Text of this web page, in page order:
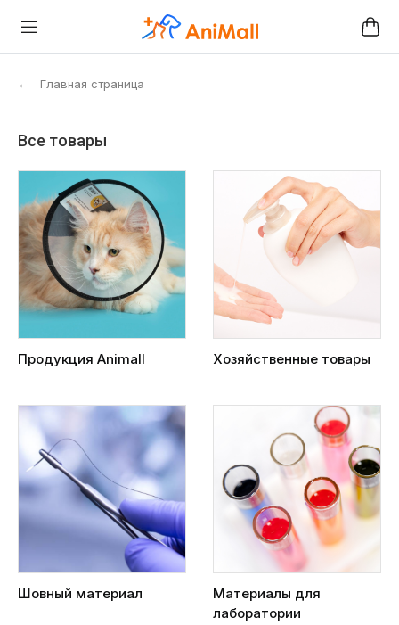
← Главная страница
Все товары
Продукция Animall Хозяйственные товары
Шовный материал
Материалы для
лаборатории